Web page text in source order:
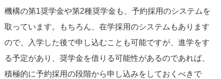
機構の第1奨学金や第2種奨学金も、予約採用のシステムを
取っています。もちろん、在学採用のシステムもあります
ので、入学した後で申し込むことも可能ですが、進学をす
る予定があり、奨学金を借りる可能性があるのであれば、
積極的に予約採用の段階から申し込みをしておくべきで